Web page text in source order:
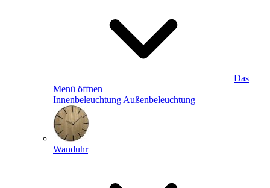
Das
Menü öffnen
Innenbeleuchtung Außenbeleuchtung
Wanduhr